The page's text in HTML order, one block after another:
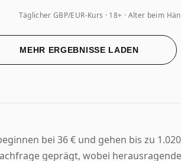
MEHR ERGEBNISSE LADEN
Täglicher GBP/EUR-Kurs 18+ · Alter beim
bei 36 € und gehen bis zu
geprägt, wobei